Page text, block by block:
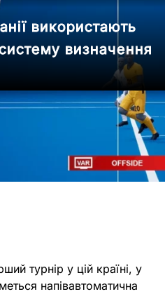
використають
визначення
турнір у цій країні, у
напівавтоматична